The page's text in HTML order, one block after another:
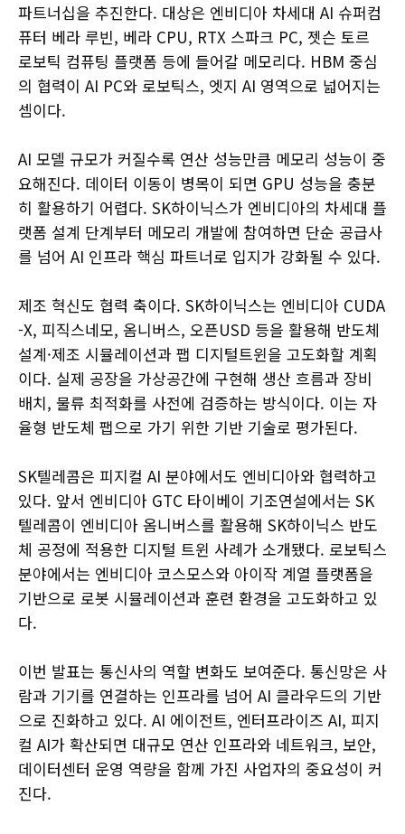
파트너십을 추진한다. 대상은 엔비디아 차세대 AI 슈퍼컴
퓨터 베라 루빈, 베라 CPU, RTX 스파크 PC, 젯슨 토르
로보틱 컴퓨팅 플랫폼 등에 들어갈 메모리다. HBM 중심
의 협력이 AI PC와 로보틱스, 엣지 AI 영역으로 넓어지는
셈이다.
AI 모델 규모가 커질수록 연산 성능만큼 메모리 성능이 중
요해진다. 데이터 이동이 병목이 되면 GPU 성능을 충분
히 활용하기 어렵다. SK하이닉스가 엔비디아의 차세대 플
랫폼 설계 단계부터 메모리 개발에 참여하면 단순 공급사
를 넘어 AI 인프라 핵심 파트너로 입지가 강화될 수 있다.
제조 혁신도 협력 축이다. SK하이닉스는 엔비디아 CUDA
-X, 피직스네모, 옴니버스, 오픈USD 등을 활용해 반도체
설계·제조 시뮬레이션과 팹 디지털트윈을 고도화할 계획
이다. 실제 공장을 가상공간에 구현해 생산 흐름과 장비
배치, 물류 최적화를 사전에 검증하는 방식이다. 이는 자
율형 반도체 팹으로 가기 위한 기반 기술로 평가된다.
SK텔레콤은 피지컬 AI 분야에서도 엔비디아와 협력하고
있다. 앞서 엔비디아 GTC 타이베이 기조연설에서는 SK
텔레콤이 엔비디아 옴니버스를 활용해 SK하이닉스 반도
체 공정에 적용한 디지털 트윈 사례가 소개됐다. 로보틱스
분야에서는 엔비디아 코스모스와 아이작 계열 플랫폼을
기반으로 로봇 시뮬레이션과 훈련 환경을 고도화하고 있
다.
이번 발표는 통신사의 역할 변화도 보여준다. 통신망은 사
람과 기기를 연결하는 인프라를 넘어 AI 클라우드의 기반
으로 진화하고 있다. AI 에이전트, 엔터프라이즈 AI, 피지
컬 AI가 확산되면 대규모 연산 인프라와 네트워크, 보안,
데이터센터 운영 역량을 함께 가진 사업자의 중요성이 커
진다.